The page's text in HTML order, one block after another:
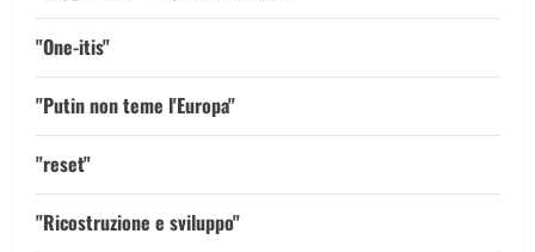
"One-itis"
"Putin non teme l'Europa"
"reset"
"Ricostruzione e sviluppo"